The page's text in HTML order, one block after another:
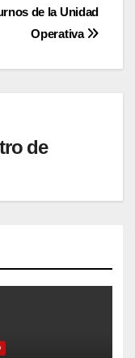
de la Unidad
Operativa
de